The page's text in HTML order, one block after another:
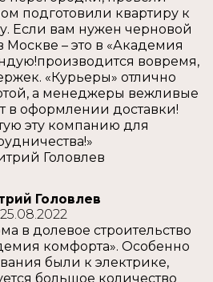
подготовили квартиру к
Если вам нужен черновой
Москве – это в «Академия
вовремя,
«Курьеры» отлично
а менеджеры вежливые
в оформлении доставки!
эту компанию для
Головлев
25.08.2022
в долевое строительство
комфорта». Особенно
были к электрике,
большое количество